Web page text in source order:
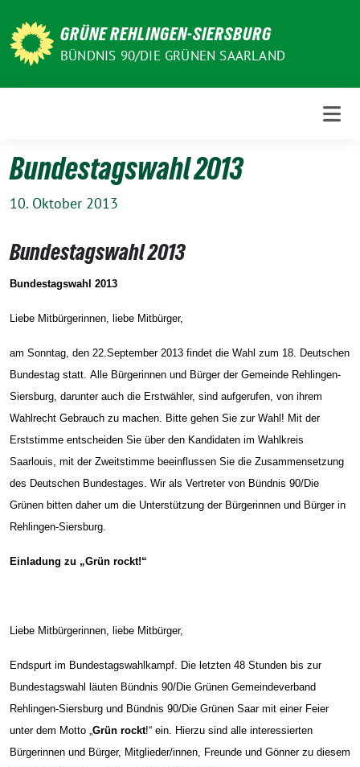
zum
Inhalt
GRÜNE REHLINGEN-SIERSBURG
BÜNDNIS 90/DIE GRÜNEN SAARLAND
Bundestagswahl 2013
10. Oktober 2013
Bundestagswahl 2013
Bundestagswahl 2013
Liebe Mitbürgerinnen, liebe Mitbürger,
am Sonntag, den 22.September 2013 findet die Wahl zum 18. Deutschen
Bundestag statt. Alle Bürgerinnen und Bürger der Gemeinde Rehlingen-
Siersburg, darunter auch die Erstwähler, sind aufgerufen, von ihrem
Wahlrecht Gebrauch zu machen. Bitte gehen Sie zur Wahl! Mit der
Erststimme entscheiden Sie über den Kandidaten im Wahlkreis
Saarlouis, mit der Zweitstimme beeinflussen Sie die Zusammensetzung
des Deutschen Bundestages. Wir als Vertreter von Bündnis 90/Die
Grünen bitten daher um die Unterstützung der Bürgerinnen und Bürger in
Rehlingen-Siersburg.
Einladung zu „Grün rockt!“
Liebe Mitbürgerinnen, liebe Mitbürger,
Endspurt im Bundestagswahlkampf. Die letzten 48 Stunden bis zur
Bundestagswahl läuten Bündnis 90/Die Grünen Gemeindeverband
Rehlingen-Siersburg und Bündnis 90/Die Grünen Saar mit einer Feier
unter dem Motto „Grün rockt!“ ein. Hierzu sind alle interessierten
Bürgerinnen und Bürger, Mitglieder/innen, Freunde und Gönner zu diesem